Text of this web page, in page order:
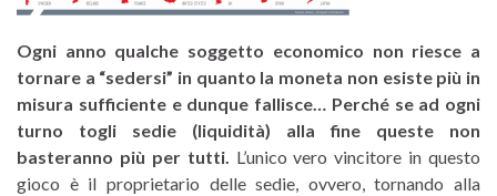
Ogni anno qualche soggetto economico non riesce a
tornare a “sedersi” in quanto la moneta non esiste più in
misura sufficiente e dunque fallisce… Perché se ad ogni
turno togli sedie (liquidità) alla fine queste non
basteranno più per tutti. L’unico vero vincitore in questo
gioco è il proprietario delle sedie, ovvero, tornando alla